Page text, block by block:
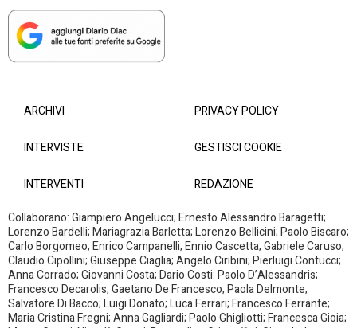
ARCHIVI
INTERVISTE
INTERVENTI
PRIVACY POLICY
GESTISCI COOKIE
REDAZIONE
Collaborano: Giampiero Angelucci; Ernesto Alessandro Baragetti;
Lorenzo Bardelli; Mariagrazia Barletta; Lorenzo Bellicini; Paolo Biscaro;
Carlo Borgomeo; Enrico Campanelli; Ennio Cascetta; Gabriele Caruso;
Claudio Cipollini; Giuseppe Ciaglia; Angelo Ciribini; Pierluigi Contucci;
Anna Corrado; Giovanni Costa; Dario Costi: Paolo D’Alessandris;
Francesco Decarolis; Gaetano De Francesco; Paola Delmonte;
Salvatore Di Bacco; Luigi Donato; Luca Ferrari; Francesco Ferrante;
Maria Cristina Fregni; Anna Gagliardi; Paolo Ghigliotti; Francesca Gioia;